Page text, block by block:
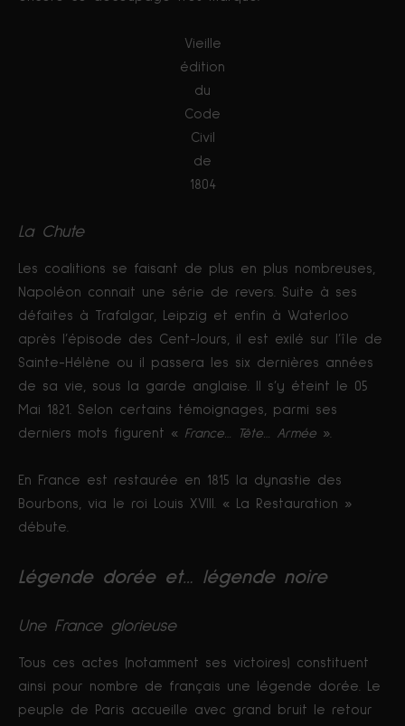
Vieille
édition
du
Code
Civil
de
1804
La Chute
Les coalitions se faisant de plus en plus nombreuses,
Napoléon connait une série de revers. Suite à ses
défaites à Trafalgar, Leipzig et enfin à Waterloo
après l’épisode des Cent-Jours, il est exilé sur l’île de
Sainte-Hélène ou il passera les six dernières années
de sa vie, sous la garde anglaise. Il s’y éteint le 05
Mai 1821. Selon certains témoignages, parmi ses
derniers mots figurent « France… Tête… Armée ».
En France est restaurée en 1815 la dynastie des
Bourbons, via le roi Louis XVIII. « La Restauration »
débute.
Légende dorée et… légende noire
Une France glorieuse
Tous ces actes (notamment ses victoires) constituent
ainsi pour nombre de français une légende dorée. Le
peuple de Paris accueille avec grand bruit le retour